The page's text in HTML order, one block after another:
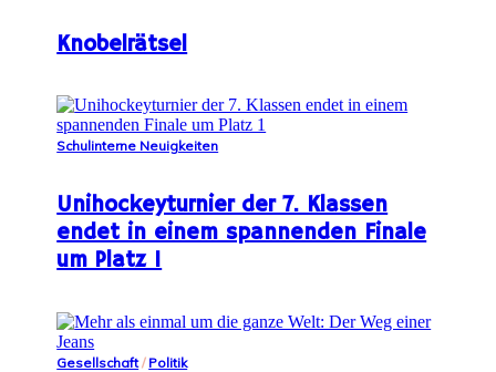
Knobelrätsel
Schulinterne Neuigkeiten
Unihockeyturnier der 7. Klassen
endet in einem spannenden Finale
um Platz 1
Gesellschaft/ Politik